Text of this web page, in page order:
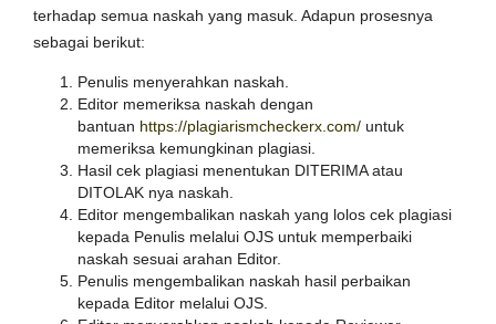
terhadap semua naskah yang masuk. Adapun prosesnya
sebagai berikut:
Penulis menyerahkan naskah.
Editor memeriksa naskah dengan
bantuan https://plagiarismcheckerx.com/ untuk
memeriksa kemungkinan plagiasi.
Hasil cek plagiasi menentukan DITERIMA atau
DITOLAK nya naskah.
Editor mengembalikan naskah yang lolos cek plagiasi
kepada Penulis melalui OJS untuk memperbaiki
naskah sesuai arahan Editor.
Penulis mengembalikan naskah hasil perbaikan
kepada Editor melalui OJS.